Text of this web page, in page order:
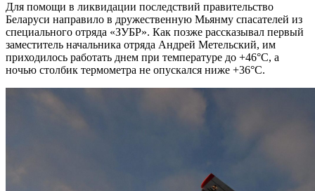
Для помощи в ликвидации последствий правительство
Беларуси направило в дружественную Мьянму спасателей из
специального отряда «ЗУБР». Как позже рассказывал первый
заместитель начальника отряда Андрей Метельский, им
приходилось работать днем при температуре до +46°С, а
ночью столбик термометра не опускался ниже +36°С.